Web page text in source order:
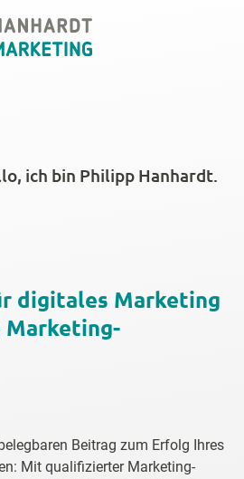
ich bin Philipp Hanhardt.
digitales Marketing
Marketing­
Beitrag zum Erfolg Ihres
Mit quali­fizierter Marketing­